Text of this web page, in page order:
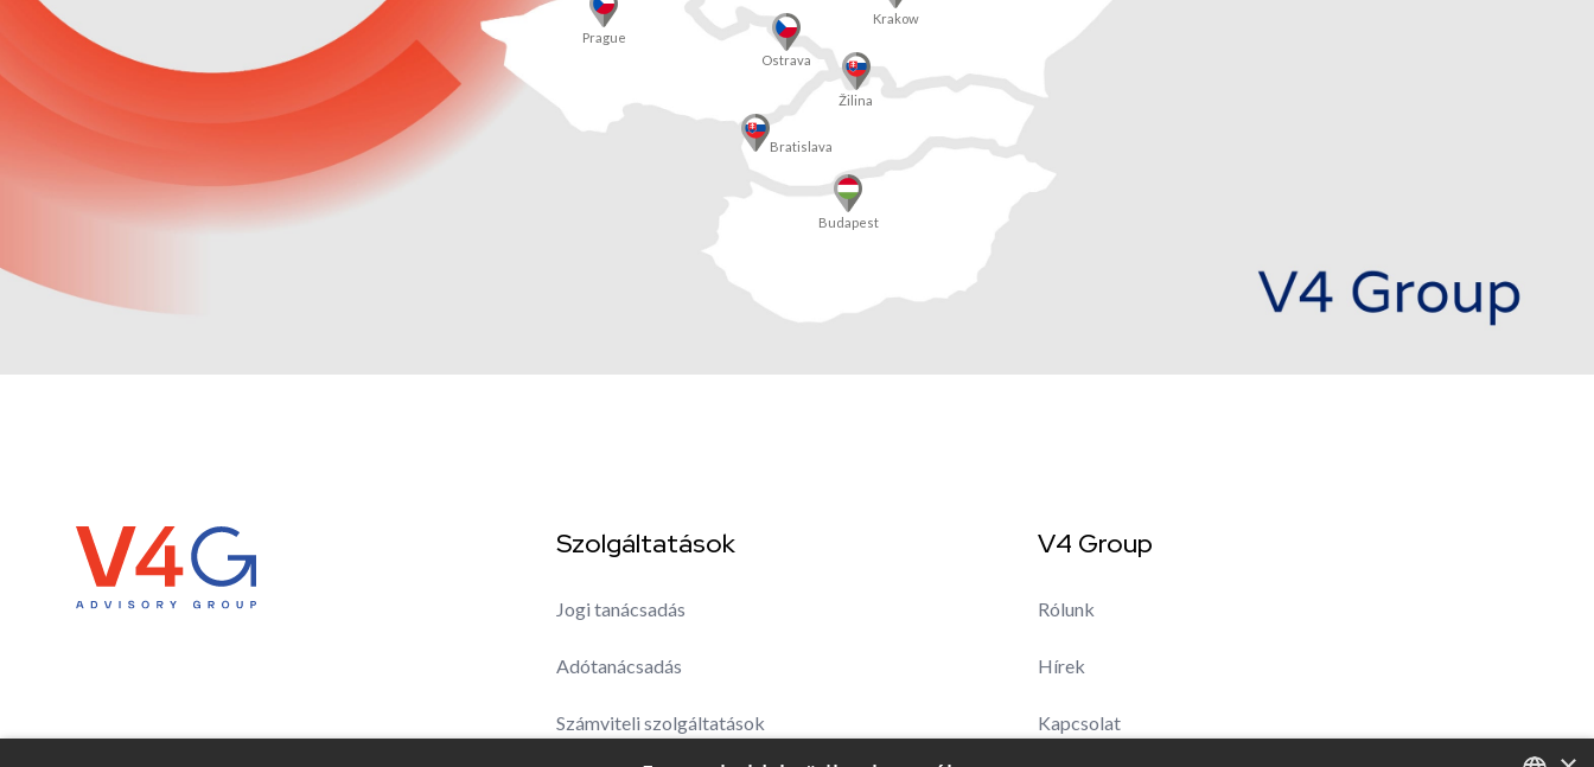
Prague
Ostrava
Krakow
Žilina
Bratislava
Budapest
Szolgáltatások
Jogi tanácsadás
Adótanácsadás
Számviteli szolgáltatások
V4 Group
Rólunk
Hírek
Kapcsolat